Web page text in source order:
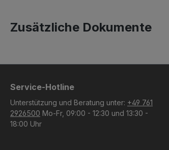
Zusätzliche Dokumente
Service-Hotline
Unterstützung und Beratung unter: +49 761
2926500 Mo-Fr, 09:00 - 12:30 und 13:30 -
18:00 Uhr